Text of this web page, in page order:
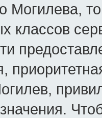
Могилева,
классов